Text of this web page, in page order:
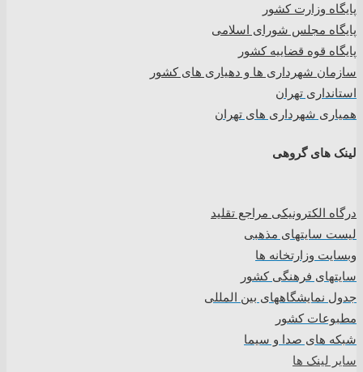
پایگاه وزارت کشور
پایگاه مجلس شورای اسلامی
پایگاه قوه قضاییه کشور
سازمان شهرداری ها و دهیاری های کشور
استانداری تهران
همیاری شهرداری های تهران
لینک های گروهی
درگاه الکترونیکی مراجع تقلید
لیست سایتهای مذهبی
وبسایت وزارتخانه ها
سایتهای فرهنگی کشور
جدول نمایشگاههای بین المللی
مطبوعات کشور
شبکه های صدا و سیما
سایر لینک ها